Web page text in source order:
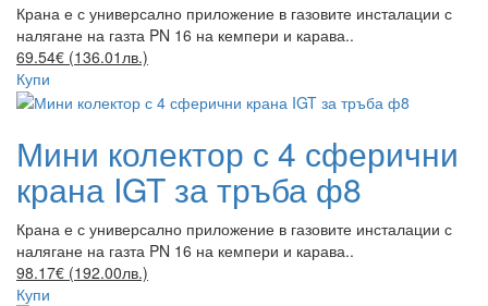
Крана е с универсално приложение в газовите инсталации с
налягане на газта PN 16 на кемпери и карава..
69.54€ (136.01лв.)
Купи
Мини колектор с 4 сферични
крана IGT за тръба ф8
Крана е с универсално приложение в газовите инсталации с
налягане на газта PN 16 на кемпери и карава..
98.17€ (192.00лв.)
Купи